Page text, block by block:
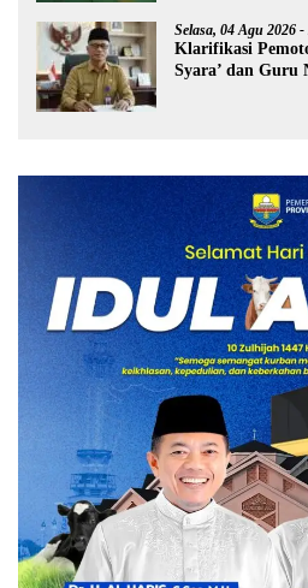
Selasa, 04 Agu 2026
Klarifikasi
Syara’ dan Guru